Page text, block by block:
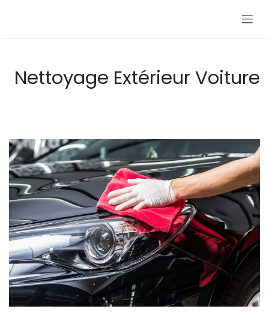
Nettoyage Extérieur Voiture